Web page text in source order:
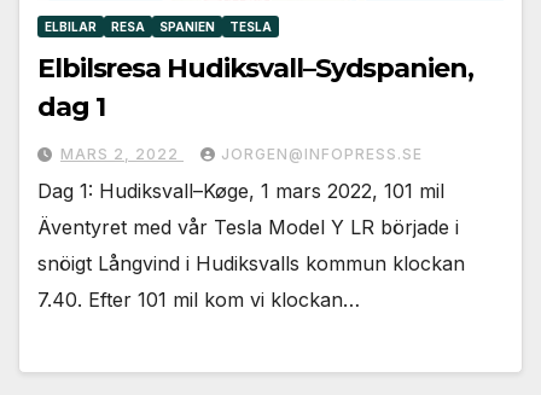
ELBILAR RESA SPANIEN TESLA
Elbilsresa Hudiksvall–Sydspanien,
dag 1
MARS 2, 2022 JORGEN@INFOPRESS.SE
Dag 1: Hudiksvall–Køge, 1 mars 2022, 101 mil
Äventyret med vår Tesla Model Y LR började i
snöigt Långvind i Hudiksvalls kommun klockan
7.40. Efter 101 mil kom vi klockan…
intressen och ditt
beteende när du
chansen att få se
personligt
och erbjudanden.